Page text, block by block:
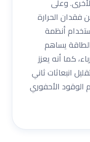
وعلى
فقدان الحرارة
أنظمة
يساهم
كما أنه يعزز
انبعاثات ثاني
الوقود الأحفوري